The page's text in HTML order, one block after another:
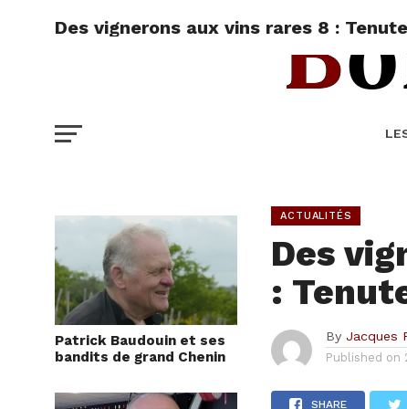
Des vignerons aux vins rares 8 :
Patrick Baudouin et ses
bandits de grand Chenin
ACTUALITÉS
Des
:
By Jacques
Published on
SHARE